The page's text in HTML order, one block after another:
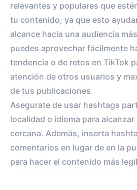
relevantes y populares que
tu contenido, ya que esto
alcance hacia una audiencia
puedes aprovechar fácilmente
tendencia o de retos en TikTok
atención de otros usuarios y
de tus publicaciones.
Asegurate de usar hashtags
localidad o idioma para
cercana. Además, inserta
comentarios en lugar de en la
para hacer el contenido más